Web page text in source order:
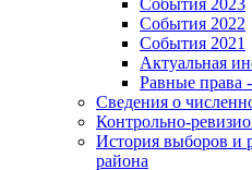
События 2023
События 2022
События 2021
Актуальная
Равные права
Сведения о
Контрольно-
История выборов и
района